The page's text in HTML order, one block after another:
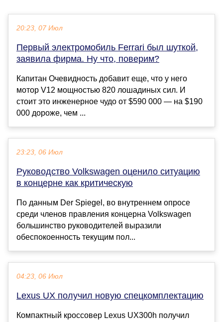
20:23, 07 Июл
Первый электромобиль Ferrari был шуткой,
заявила фирма. Ну что, поверим?
Капитан Очевидность добавит еще, что у него
мотор V12 мощностью 820 лошадиных сил. И
стоит это инженерное чудо от $590 000 — на $190
000 дороже, чем ...
23:23, 06 Июл
Руководство Volkswagen оценило ситуацию
в концерне как критическую
По данным Der Spiegel, во внутреннем опросе
среди членов правления концерна Volkswagen
большинство руководителей выразили
обеспокоенность текущим пол...
04:23, 06 Июл
Lexus UX получил новую спецкомплектацию
Компактный кроссовер Lexus UX300h получил